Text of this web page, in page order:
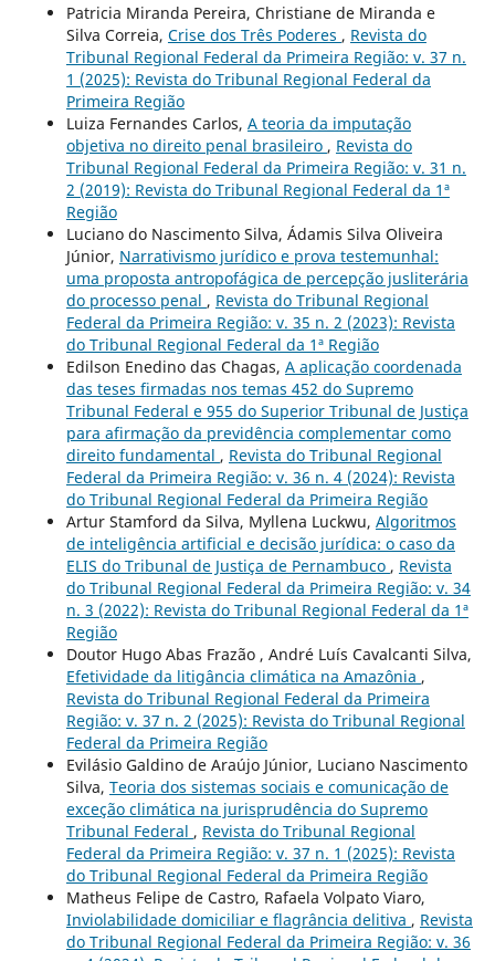
Patricia Miranda Pereira, Christiane de Miranda e
Silva Correia, Crise dos Três Poderes , Revista do
Tribunal Regional Federal da Primeira Região: v. 37 n.
1 (2025): Revista do Tribunal Regional Federal da
Primeira Região
Luiza Fernandes Carlos, A teoria da imputação
objetiva no direito penal brasileiro , Revista do
Tribunal Regional Federal da Primeira Região: v. 31 n.
2 (2019): Revista do Tribunal Regional Federal da 1ª
Região
Luciano do Nascimento Silva, Ádamis Silva Oliveira
Júnior, Narrativismo jurídico e prova testemunhal:
uma proposta antropofágica de percepção jusliterária
do processo penal , Revista do Tribunal Regional
Federal da Primeira Região: v. 35 n. 2 (2023): Revista
do Tribunal Regional Federal da 1ª Região
Edilson Enedino das Chagas, A aplicação coordenada
das teses firmadas nos temas 452 do Supremo
Tribunal Federal e 955 do Superior Tribunal de Justiça
para afirmação da previdência complementar como
direito fundamental , Revista do Tribunal Regional
Federal da Primeira Região: v. 36 n. 4 (2024): Revista
do Tribunal Regional Federal da Primeira Região
Artur Stamford da Silva, Myllena Luckwu, Algoritmos
de inteligência artificial e decisão jurídica: o caso da
ELIS do Tribunal de Justiça de Pernambuco , Revista
do Tribunal Regional Federal da Primeira Região: v. 34
n. 3 (2022): Revista do Tribunal Regional Federal da 1ª
Região
Doutor Hugo Abas Frazão , André Luís Cavalcanti Silva,
Efetividade da litigância climática na Amazônia ,
Revista do Tribunal Regional Federal da Primeira
Região: v. 37 n. 2 (2025): Revista do Tribunal Regional
Federal da Primeira Região
Evilásio Galdino de Araújo Júnior, Luciano Nascimento
Silva, Teoria dos sistemas sociais e comunicação de
exceção climática na jurisprudência do Supremo
Tribunal Federal , Revista do Tribunal Regional
Federal da Primeira Região: v. 37 n. 1 (2025): Revista
do Tribunal Regional Federal da Primeira Região
Matheus Felipe de Castro, Rafaela Volpato Viaro,
Inviolabilidade domiciliar e flagrância delitiva , Revista
do Tribunal Regional Federal da Primeira Região: v. 36